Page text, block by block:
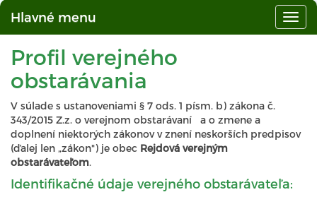
Hlavné menu
Profil verejného
obstarávania
V súlade s ustanoveniami § 7 ods. 1 písm. b) zákona č.
343/2015 Z.z. o verejnom obstarávaní a o zmene a
doplnení niektorých zákonov v znení neskorších predpisov
(ďalej len „zákon") je obec Rejdová verejným
obstarávateľom.
Identifikačné údaje verejného obstarávateľa: